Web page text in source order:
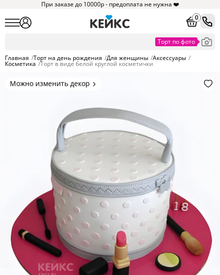
При заказе до 10000р - предоплата не нужна ❤️
0
Главная /Торт на день рождения /Для женщины /Аксессуары /
Косметика /Торт в виде белой круглой косметички
Можно изменить декор